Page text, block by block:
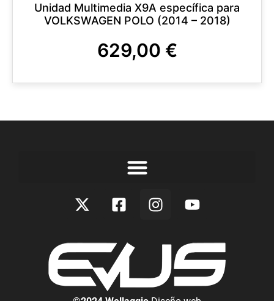
Unidad Multimedia X9A específica para
VOLKSWAGEN POLO (2014 – 2018)
629,00 €